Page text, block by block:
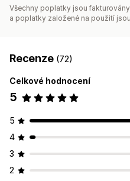
Všechny poplatky jsou
a poplatky založené na použití
Recenze (72)
Celkové hodnocení
5
5
4
3
2